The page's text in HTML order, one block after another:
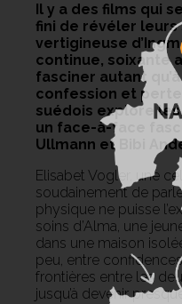
Il y a des films qui
fini de révéler
vertigineuse
continue, soixante
fasciner autant
confession et
suédois explore
un face-à-face
Ullmann et Bibi
Elisabet Vogler, une
soudainement de
physique ne puisse
soins d’Alma, une
dans une maison
peu, entre
frontières entre les
jusqu’à devenir